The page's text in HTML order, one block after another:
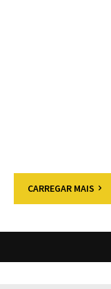
CARREGAR MAIS